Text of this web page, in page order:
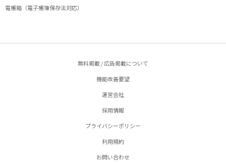
電帳箱（電子帳簿保存法対応）
無料掲載 / 広告掲載について
機能改善要望
運営会社
採用情報
プライバシーポリシー
利用規約
お問い合わせ